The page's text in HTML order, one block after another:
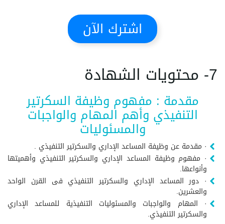
اشترك الآن
7- محتويات الشهادة
مقدمة : مفهوم وظيفة السكرتير
التنفيذي وأهم المهام والواجبات
والمسئوليات
· مقدمة عن وظيفة المساعد الإداري والسكرتير التنفيذي .
· مفهوم وظيفة المساعد الإداري والسكرتير التنفيذي وأهميتها
وأنواعها.
· دور المساعد الإداري والسكرتير التنفيذي فى القرن الواحد
والعشرين.
· المهام والواجبات والمسئوليات التنفيذية للمساعد الإداري
والسكرتير التنفيذي.